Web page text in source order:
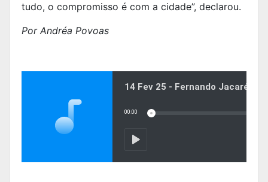
tudo, o compromisso é com a cidade”, declarou.
Por Andréa Povoas